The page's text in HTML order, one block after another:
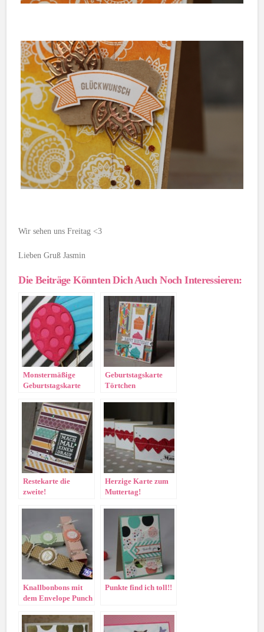
Wir sehen uns Freitag <3
Lieben Gruß Jasmin
Die Beiträge Könnten Dich Auch Noch Interessieren:
Monstermäßige
Geburtstagskarte
Geburtstagskarte
Törtchen
Restekarte die
zweite!
Herzige Karte zum
Muttertag!
Knallbonbons mit
dem Envelope Punch
Punkte find ich toll!!